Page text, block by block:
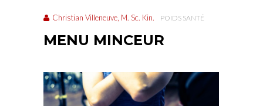
Christian Villeneuve, M. Sc. Kin. POIDS SANTÉ
MENU MINCEUR